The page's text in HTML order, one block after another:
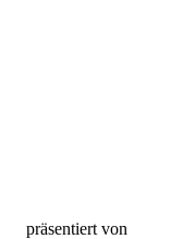
präsentiert von